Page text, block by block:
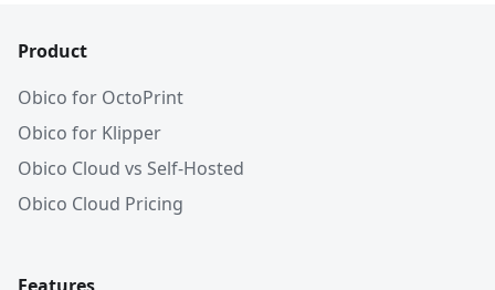
Product
Obico for OctoPrint
Obico for Klipper
Obico Cloud vs Self-Hosted
Obico Cloud Pricing